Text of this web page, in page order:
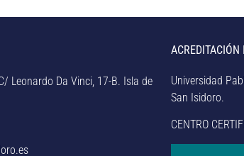
Leonardo Da Vinci, 17-B. Isla de
Universidad
San Isidoro.
CENTRO